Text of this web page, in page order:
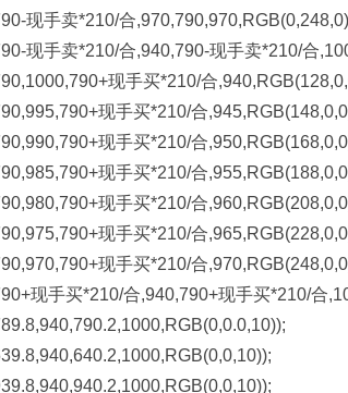
现手卖*210/合
现手卖*210/合,940,790-现手卖*210/合
现手买*210/合
现手买*210/合
现手买*210/合
现手买*210/合
现手买*210/合
现手买*210/合
现手买*210/合
现手买*210/合,940,790+现手买*210/合